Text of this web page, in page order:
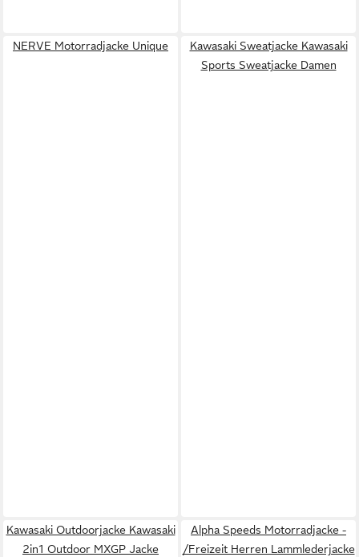
NERVE Motorradjacke Unique
Kawasaki Sweatjacke Kawasaki
Sports Sweatjacke Damen
Kawasaki Outdoorjacke Kawasaki
2in1 Outdoor MXGP Jacke
Alpha Speeds Motorradjacke -
/Freizeit Herren Lammlederjacke